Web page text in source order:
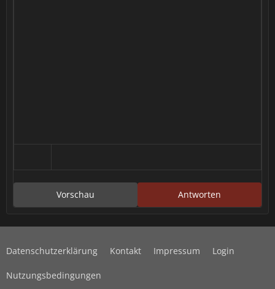
Antworten
Vorschau
Datenschutzerklärung Kontakt Impressum Login
Nutzungsbedingungen